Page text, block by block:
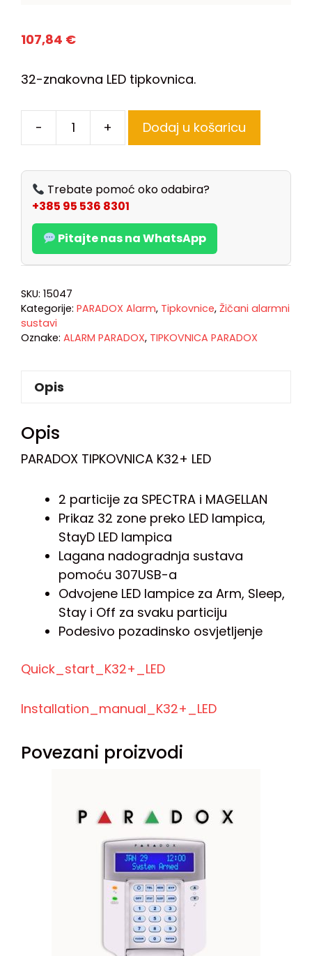
107,84 €
32-znakovna LED tipkovnica.
- + Dodaj u košaricu
Trebate pomoć oko odabira?
+385 95 536 8301
Pitajte nas na WhatsApp
SKU: 15047
Kategorije: PARADOX Alarm, Tipkovnice, Žičani alarmni
sustavi
Oznake: ALARM PARADOX, TIPKOVNICA PARADOX
Opis
Opis
PARADOX TIPKOVNICA K32+ LED
2 particije za SPECTRA i MAGELLAN
Prikaz 32 zone preko LED lampica,
StayD LED lampica
Lagana nadogradnja sustava
pomoću 307USB-a
Odvojene LED lampice za Arm, Sleep,
Stay i Off za svaku particiju
Podesivo pozadinsko osvjetljenje
Quick_start_K32+_LED
Installation_manual_K32+_LED
Povezani proizvodi